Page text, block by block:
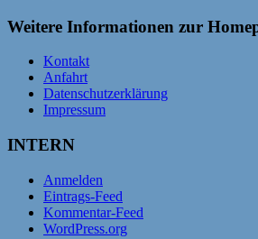
Weitere Informationen zur
Kontakt
Anfahrt
Datenschutzerklärung
Impressum
INTERN
Anmelden
Eintrags-Feed
Kommentar-Feed
WordPress.org